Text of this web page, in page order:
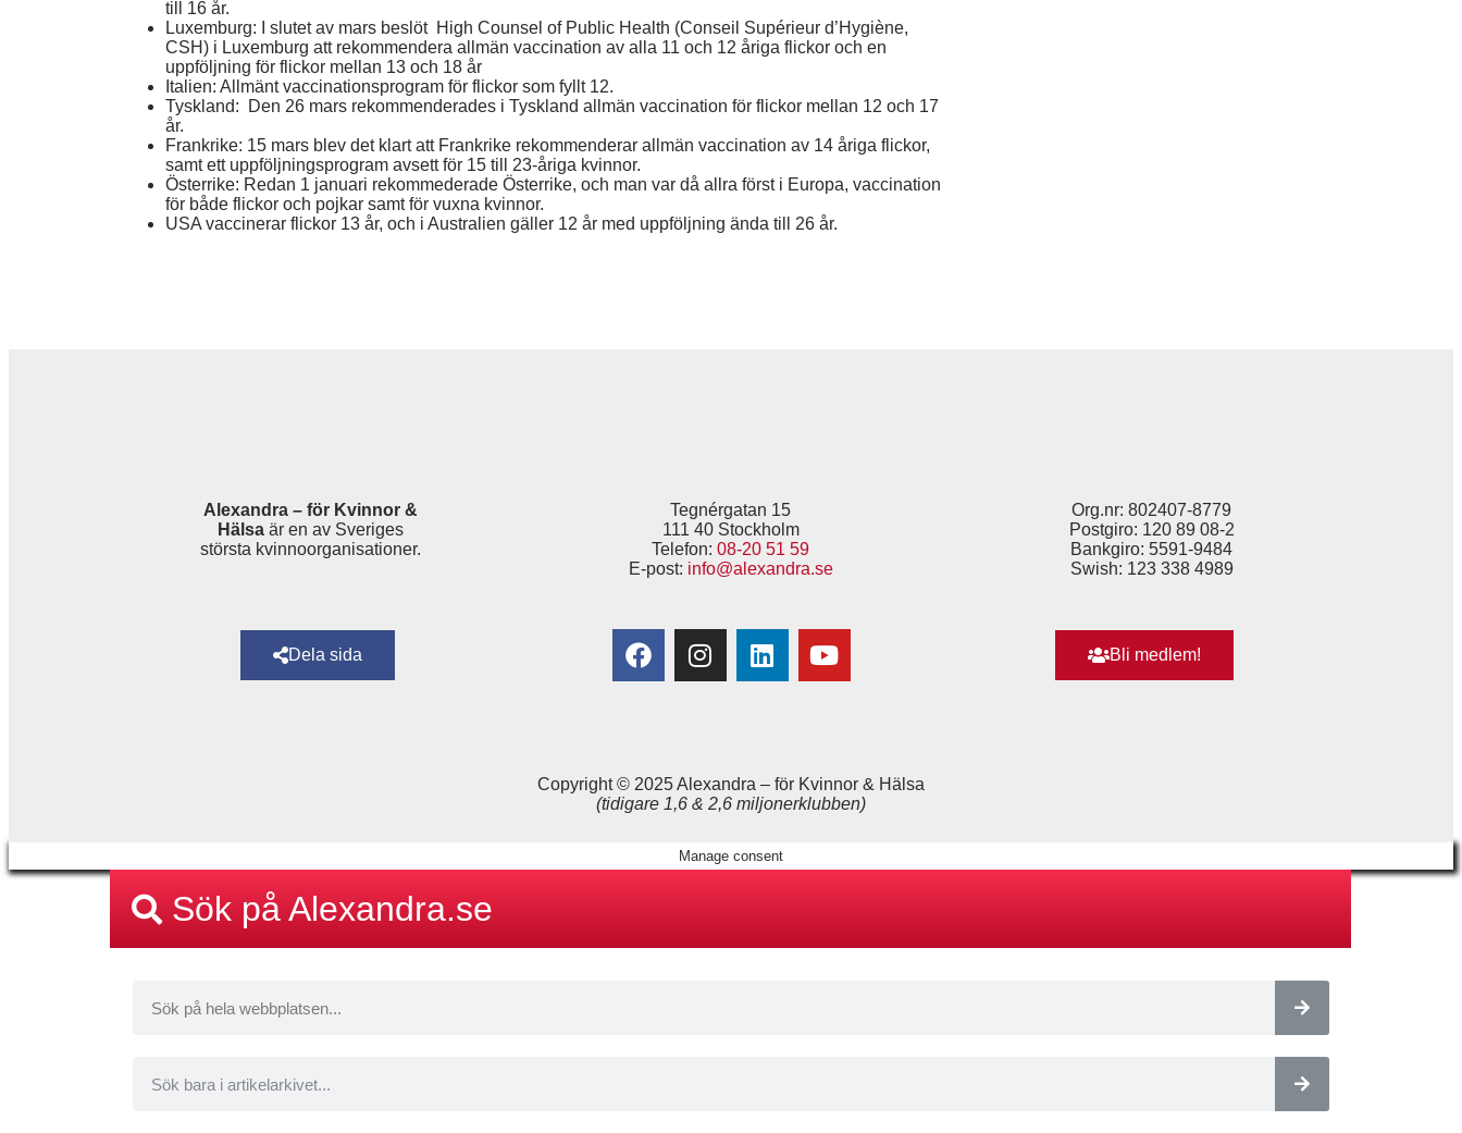
till 16 år.
Luxemburg: I slutet av mars beslöt High Counsel of Public Health (Conseil Supérieur d’Hygiène,
CSH) i Luxemburg att rekommendera allmän vaccination av alla 11 och 12 åriga flickor och en
uppföljning för flickor mellan 13 och 18 år
Italien: Allmänt vaccinationsprogram för flickor som fyllt 12.
Tyskland: Den 26 mars rekommenderades i Tyskland allmän vaccination för flickor mellan 12 och 17
år.
Frankrike: 15 mars blev det klart att Frankrike rekommenderar allmän vaccination av 14 åriga flickor,
samt ett uppföljningsprogram avsett för 15 till 23-åriga kvinnor.
Österrike: Redan 1 januari rekommederade Österrike, och man var då allra först i Europa, vaccination
för både flickor och pojkar samt för vuxna kvinnor.
USA vaccinerar flickor 13 år, och i Australien gäller 12 år med uppföljning ända till 26 år.
Alexandra – för Kvinnor &
Hälsaär en av Sveriges
största kvinnoorganisationer.
Tegnérgatan 15
111 40 Stockholm
Telefon:08-20 51 59
E-post: info@alexandra.se
Org.nr: 802407-8779
Postgiro: 120 89 08-2
Bankgiro: 5591-9484
Swish: 123 338 4989
Dela sida Bli medlem!
Copyright © 2025 Alexandra – för Kvinnor & Hälsa
(tidigare 1,6 & 2,6 miljonerklubben)
Manage consent
Sök på Alexandra.se